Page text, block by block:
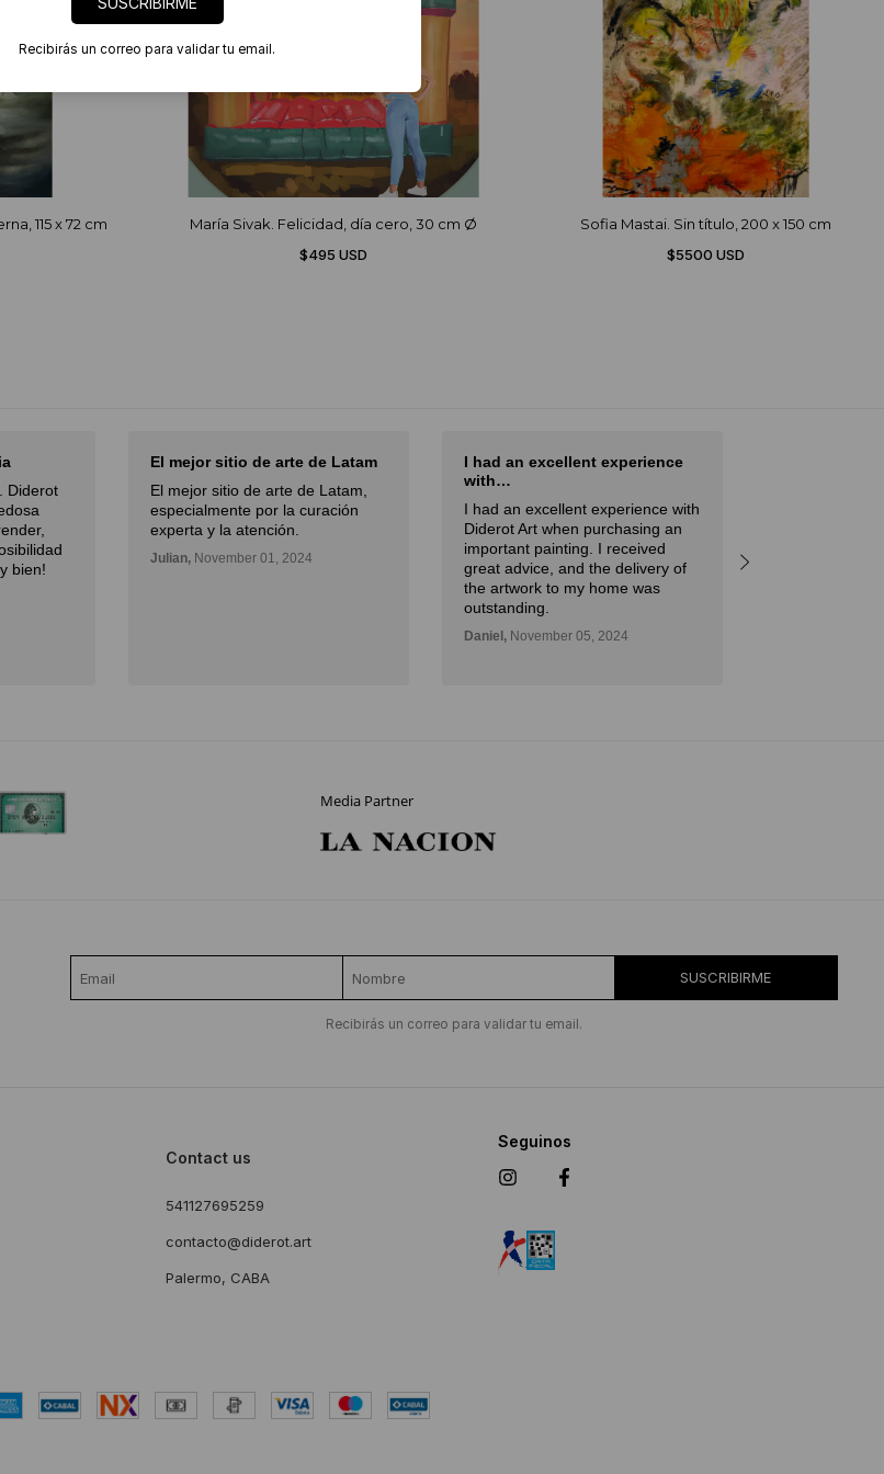
115 x 72 cm
María Sivak. Felicidad, día cero, 30 cm Ø
$495 USD
Sofia Mastai. Sin título, 200 x 150 cm
$5500 USD
Diderot
bien!
El mejor sitio de arte de Latam
El mejor sitio de arte de Latam,
especialmente por la curación
experta y la atención.
Julian, November 01, 2024
I had an excellent experience
with…
I had an excellent experience with
Diderot Art when purchasing an
important painting. I received
great advice, and the delivery of
the artwork to my home was
outstanding.
Daniel, November 05, 2024
Media Partner
SUSCRIBIRME
Recibirás un correo para validar tu email.
Contact us
541127695259
contacto@diderot.art
Palermo, CABA
Seguinos
Recibirás un correo para validar tu email.